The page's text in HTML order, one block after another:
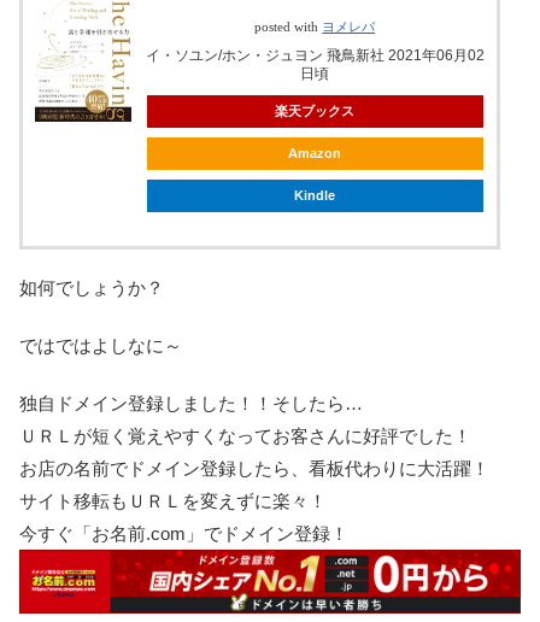
posted with ヨメレバ
イ・ソユン/ホン・ジュヨン 飛鳥新社 2021年06月02
日頃
楽天ブックス
Amazon
Kindle
如何でしょうか？
ではではよしなに～
独自ドメイン登録しました！！そしたら…
ＵＲＬが短く覚えやすくなってお客さんに好評でした！
お店の名前でドメイン登録したら、看板代わりに大活躍！
サイト移転もＵＲＬを変えずに楽々！
今すぐ「お名前.com」でドメイン登録！